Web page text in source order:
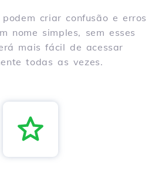
criar confusão e erros
nome simples, sem esses
mais fácil de acessar
todas as vezes.